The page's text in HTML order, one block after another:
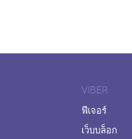
VIBER
ฟีเจอร์
เว็บบล็อก